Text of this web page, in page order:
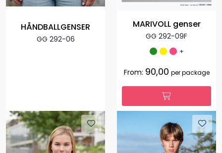
HÅNDBALLGENSER
GG 292-06
MARIVOLL genser
GG 292-09F
+
From: 90,00 per package